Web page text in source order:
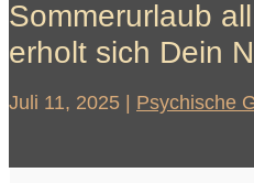
Sommerurlaub
erholt sich Dein
Juli 11, 2025 | Psychische